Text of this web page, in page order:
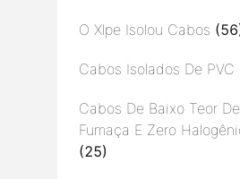
O Xlpe Isolou Cabos
Cabos Isolados De PVC
Cabos De Baixo Teor De
Fumaça E Zero
(25)